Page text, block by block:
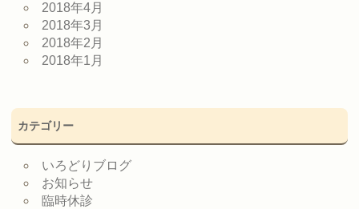
2018年4月
2018年3月
2018年2月
2018年1月
カテゴリー
いろどりブログ
お知らせ
臨時休診